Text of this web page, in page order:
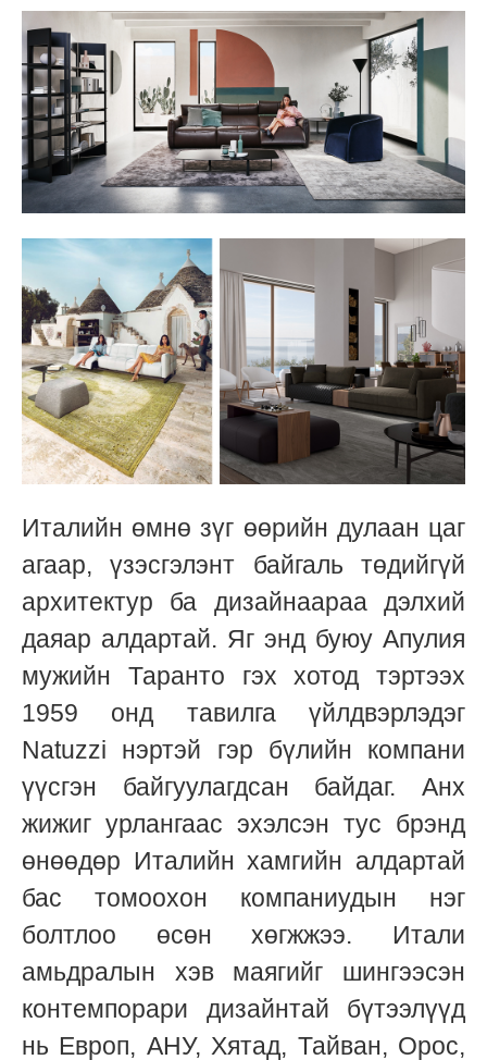
Италийн өмнө зүг өөрийн дулаан цаг
агаар, үзэсгэлэнт байгаль төдийгүй
архитектур ба дизайнаараа дэлхий
даяар алдартай. Яг энд буюу Апулия
мужийн Таранто гэх хотод тэртээх
1959 онд тавилга үйлдвэрлэдэг
Natuzzi нэртэй гэр бүлийн компани
үүсгэн байгуулагдсан байдаг. Анх
жижиг урлангаас эхэлсэн тус брэнд
өнөөдөр Италийн хамгийн алдартай
бас томоохон компаниудын нэг
болтлоо өсөн хөгжжээ. Итали
амьдралын хэв маягийг шингээсэн
контемпорари дизайнтай бүтээлүүд
нь Европ, АНУ, Хятад, Тайван, Орос,